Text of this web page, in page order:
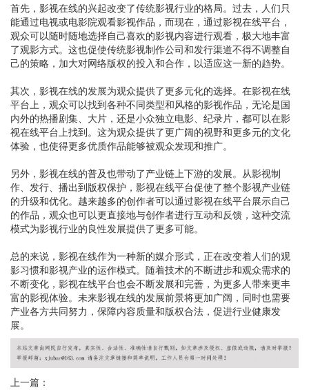
首先，影视在线的兴起改变了传统影视行业的格局。过去，人们只
能通过电视或电影院观看影视作品，而现在，通过影视在线平台，
观众可以随时随地选择自己喜欢的影视内容进行观看，极大地丰富
了观影方式。这也促使传统影视制作公司和发行渠道不得不调整自
己的策略，加大对网络版权的投入和合作，以适应这一新的趋势。
其次，影视在线的发展为观众提供了更多元化的选择。在影视在线
平台上，观众可以找到各种不同类型和风格的影视作品，无论是国
内外的热播剧集、大片，还是小众独立电影、纪录片，都可以在影
视在线平台上找到。这为观众提供了更广阔的视野和更多元的文化
体验，也使得更多优质作品能够被观众发现和推广。
另外，影视在线的普及也带动了产业链上下游的发展。从影视制
作、发行、播出到版权保护，影视在线平台促使了整个影视产业链
的升级和优化。越来越多的创作者可以通过影视在线平台展示自己
的作品，观众也可以更直接地与创作者进行互动和反馈，这种交流
模式为影视行业的良性发展提供了更多可能。
总的来说，影视在线作为一种新的媒介形式，正在改变着人们的观
影习惯和影视产业的运作模式。随着技术的不断进步和观众需求的
不断变化，影视在线平台也会不断发展和完善，为更多人带来更丰
富的影视体验。未来影视在线的发展前景将更加广阔，同时也需要
产业各方共同努力，保障内容质量和版权合法，促进行业健康发
展。
上一篇：